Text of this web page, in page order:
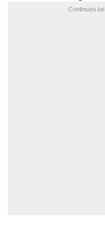
Continues